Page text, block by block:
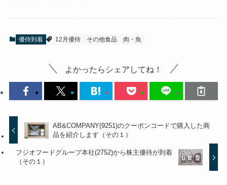
優待到着 12月優待 その他食品 肉・魚
よかったらシェアしてね！
AB&COMPANY(9251)のクーポンコードで購入した商
品を紹介します（その１）
フジオフードグループ本社(2752)から株主優待が到着
（その１）